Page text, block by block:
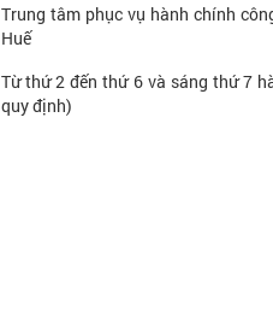
Trung tâm phục vụ hành chính
Huế
Từ thứ 2 đến thứ 6 và sáng thứ 7
quy định)